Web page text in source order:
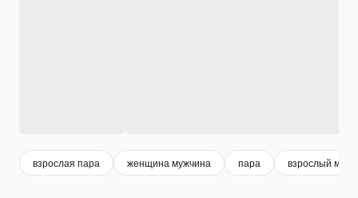
взрослая пара женщина мужчина пара взрослый